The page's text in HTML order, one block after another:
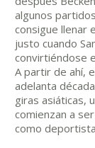
algunos
consigue llenar
justo cuando
convirtiéndose
A partir de ahí,
adelanta
giras asiáticas,
comienzan a
como